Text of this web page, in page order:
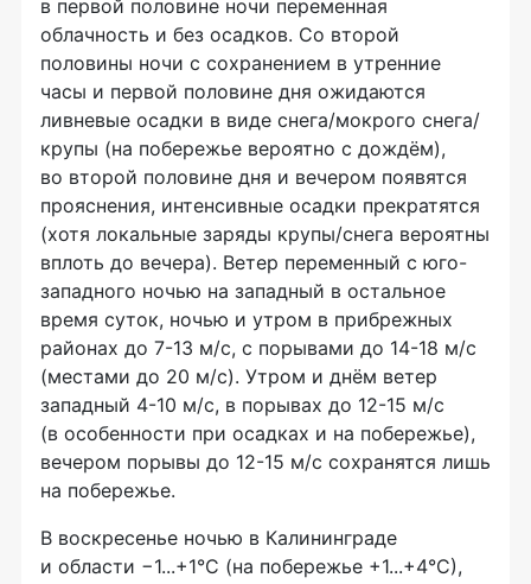
в первой половине ночи переменная
облачность и без осадков. Со второй
половины ночи с сохранением в утренние
часы и первой половине дня ожидаются
ливневые осадки в виде снега/мокрого снега/
крупы (на побережье вероятно с дождём),
во второй половине дня и вечером появятся
прояснения, интенсивные осадки прекратятся
(хотя локальные заряды крупы/снега вероятны
вплоть до вечера). Ветер переменный с юго-
западного ночью на западный в остальное
время суток, ночью и утром в прибрежных
районах до 7-13 м/с, с порывами до 14-18 м/с
(местами до 20 м/с). Утром и днём ветер
западный 4-10 м/с, в порывах до 12-15 м/с
(в особенности при осадках и на побережье),
вечером порывы до 12-15 м/с сохранятся лишь
на побережье.
В воскресенье ночью в Калининграде
и области −1...+1°С (на побережье +1...+4°С),